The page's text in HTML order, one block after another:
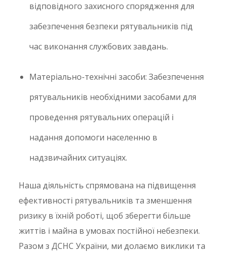
відповідного захисного спорядження для
забезпечення безпеки рятувальників під
час виконання службових завдань.
Матеріально-технічні засоби: Забезпечення
рятувальників необхідними засобами для
проведення рятувальних операцій і
надання допомоги населенню в
надзвичайних ситуаціях.
Наша діяльність спрямована на підвищення
ефективності рятувальників та зменшення
ризику в їхній роботі, щоб зберегти більше
життів і майна в умовах постійної небезпеки.
Разом з ДСНС України, ми долаємо виклики та